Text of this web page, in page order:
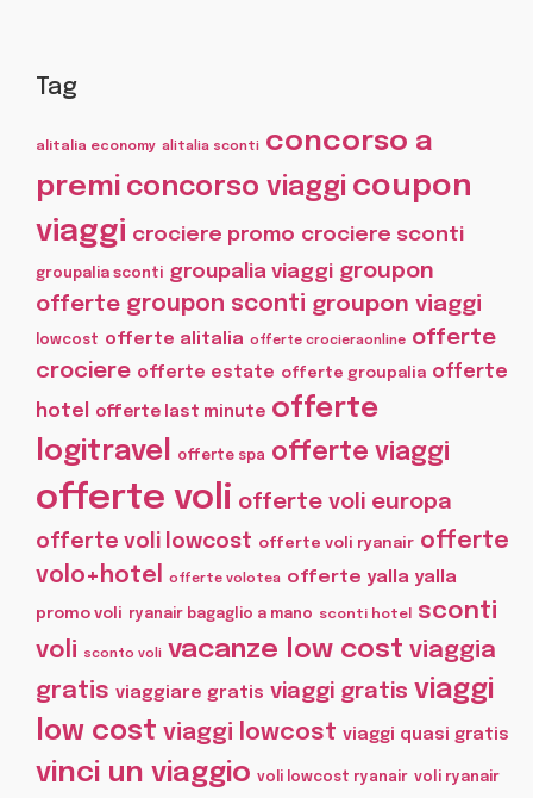
Tag
alitalia economy alitalia sconti concorso a
premi concorso viaggi coupon
viaggi crociere promo crociere sconti
groupalia sconti groupalia viaggi groupon
offerte groupon sconti groupon viaggi
lowcost offerte alitalia offerte crocieraonline offerte
crociere offerte estate offerte groupalia offerte
hotel
offerte last minute offerte
logitravel
offerte spa offerte viaggi
offerte voli offerte voli europa
offerte voli lowcost offerte voli ryanair offerte
volo+hotel
offerte volotea offerte yalla yalla
promo voli ryanair bagaglio a mano sconti hotel
sconti
voli
sconto voli vacanze low cost viaggia
gratis viaggiare gratis viaggi gratis viaggi
low cost viaggi lowcost viaggi quasi gratis
vinci un viaggio voli lowcost ryanair voli ryanair